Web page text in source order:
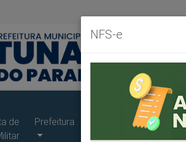
de
Prefeitura Concursos
NFS-e